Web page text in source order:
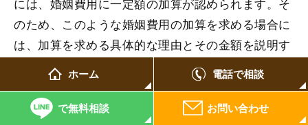
のため、このような婚姻費用の加算を求める場合に
は、加算を求める具体的な理由とその金額を説明す
るようにします。
ホーム 電話で相談
で無料相談 お問い合わせ